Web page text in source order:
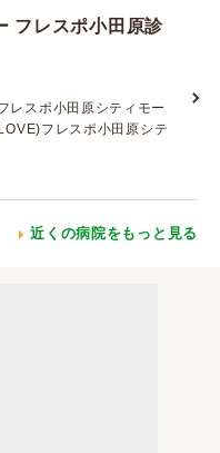
フレスポ小田原診
レスポ小田原シティモー
フレスポ小田原シテ
近くの病院をもっと見る